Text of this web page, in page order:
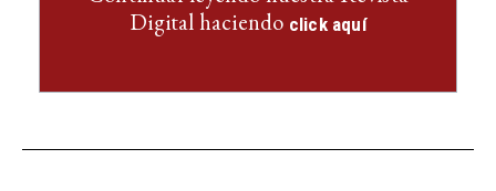
Digital haciendo click aquí